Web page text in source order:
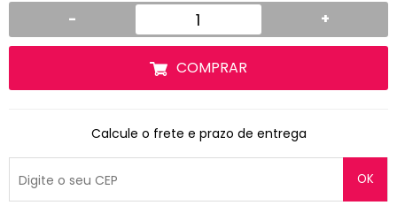
- +
COMPRAR
Calcule o frete e prazo de entrega
OK